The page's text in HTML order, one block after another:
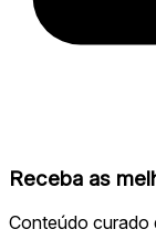
Receba as
Conteúdo curado